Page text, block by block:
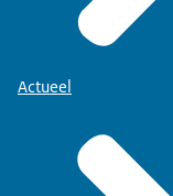
Actueel